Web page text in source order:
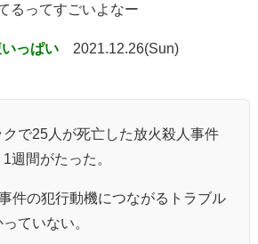
るってすごいよなー
っぱい
2021.12.26(Sun)
で25人が死亡した放火殺人事件
週間がたった。
件の犯行動機につながるトラブル
ていない。